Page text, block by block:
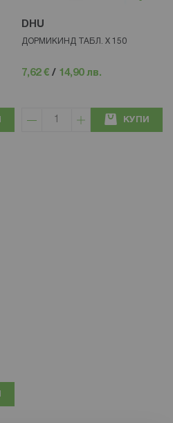
DHU
ДОРМИКИНД ТАБЛ. Х 150
7,62 € / 14,90 лв.
КУПИ